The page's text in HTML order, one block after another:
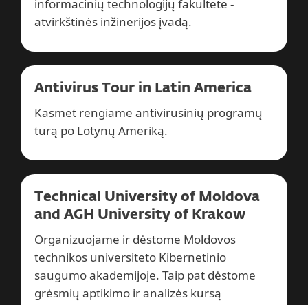
informacinių technologijų fakultete -
atvirkštinės inžinerijos įvadą.
Antivirus Tour in Latin America
Kasmet rengiame antivirusinių programų
turą po Lotynų Ameriką.
Technical University of Moldova
and AGH University of Krakow
Organizuojame ir dėstome Moldovos
technikos universiteto Kibernetinio
saugumo akademijoje. Taip pat dėstome
grėsmių aptikimo ir analizės kursą